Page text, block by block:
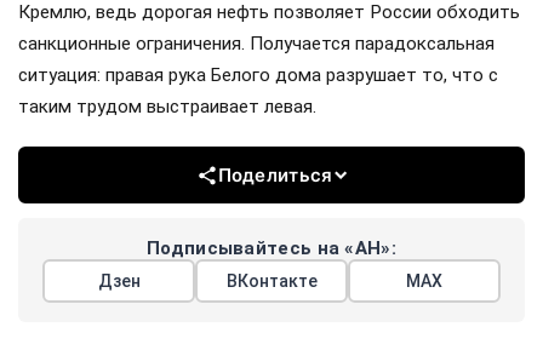
Кремлю, ведь дорогая нефть позволяет России обходить
санкционные ограничения. Получается парадоксальная
ситуация: правая рука Белого дома разрушает то, что с
таким трудом выстраивает левая.
Поделиться
Подписывайтесь на «АН»:
Дзен ВКонтакте МАХ